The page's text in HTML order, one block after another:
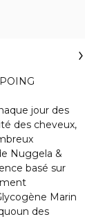
jour des
des cheveux,
Nuggela &
basé sur
Marin
des